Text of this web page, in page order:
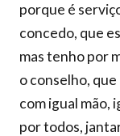
porque é
concedo, que
mas tenho por
o conselho,
com igual mão,
por todos,